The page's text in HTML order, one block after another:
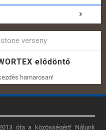
verseny
elődöntő
hamarosan!
óta a közösségért! Nálunk